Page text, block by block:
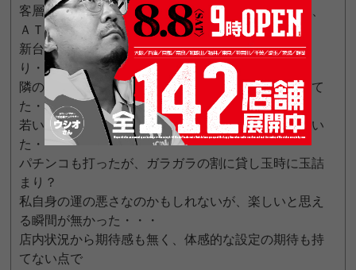
客層が立地も有るのか確実に近所の年配者という点、
ＡＴ機非稼働台多数
新台の６号機ハナハナを触るも朝一ハマリに捕ま
り・・・
隣の台の年配者は朝一１０００回転ハマリを食らって
た・・・
若いヤツは様子見に来ているのか？早々に退店してい
た・・・
パチンコも打ったが、ガラガラの割に貸し玉時に玉詰
まり？
私自身の運の悪さなのかもしれないが、楽しいと思え
る瞬間が無かった・・・
店内状況から期待感も無く、体感的な設定の期待も持
てない点で